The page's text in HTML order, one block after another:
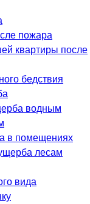
пожара
квартиры после
бедствия
водным
в помещениях
лесам
вида